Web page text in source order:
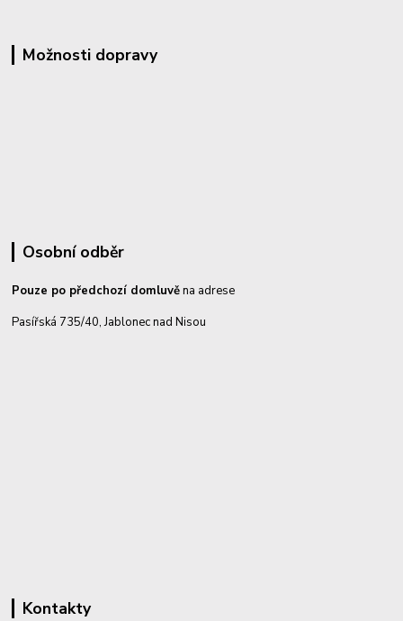
Možnosti dopravy
Osobní odběr
Pouze po předchozí domluvěna adrese
Pasířská 735/40, Jablonec nad Nisou
Kontakty